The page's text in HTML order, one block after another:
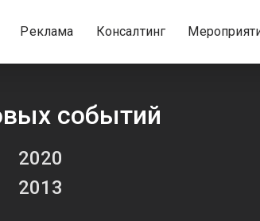
Реклама Консалтинг
событий
2020
2013